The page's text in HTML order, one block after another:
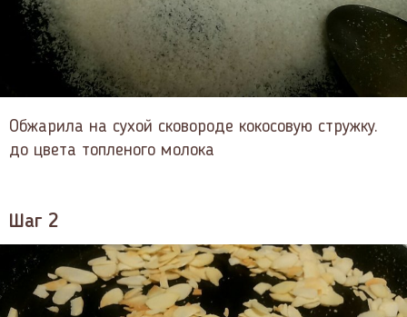
Обжарила на сухой сковороде кокосовую стружку.
до цвета топленого молока
Шаг 2